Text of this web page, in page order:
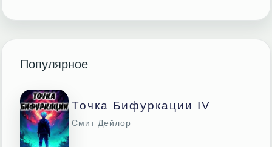
Популярное
Точка Бифуркации IV
Смит Дейлор